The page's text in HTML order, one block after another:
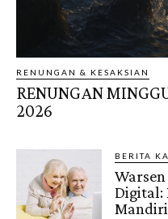
RENUNGAN & KESAKSIAN
RENUNGAN
2026
BERITA
Digital: